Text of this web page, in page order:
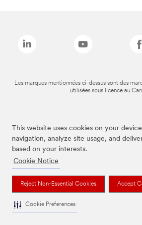
This website uses cookies on your
navigation, analyze site usage, and
based on your interests.
Cookie Notice
Reject Non-Essential Cookies Accept
Cookie Preferences
Les marques mentionnées ci-dessus sont des
utilisées sous licence au